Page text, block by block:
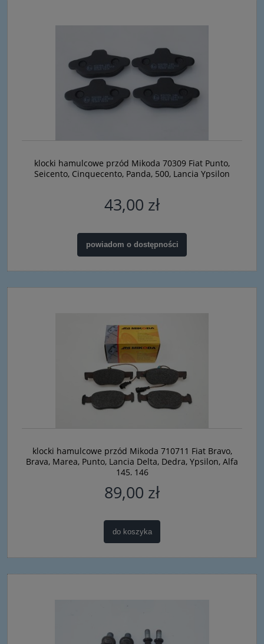
klocki hamulcowe przód Mikoda 70309 Fiat Punto,
Seicento, Cinquecento, Panda, 500, Lancia Ypsilon
43,00 zł
powiadom o dostępności
klocki hamulcowe przód Mikoda 710711 Fiat Bravo,
Brava, Marea, Punto, Lancia Delta, Dedra, Ypsilon, Alfa
145, 146
89,00 zł
do koszyka